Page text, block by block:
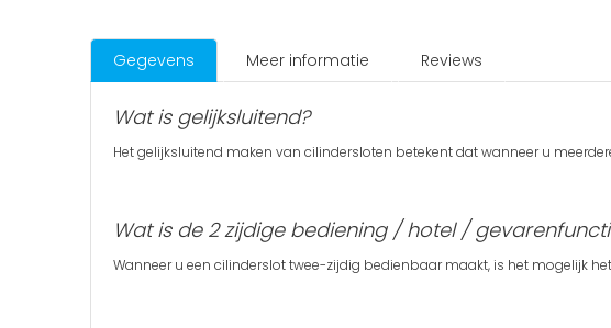
Gegevens
Wat is gelijksluitend?
Het gelijksluitend maken van cilindersloten betekent dat wanneer u
Wat is de 2 zijdige bediening / hotel /
Wanneer u een cilinderslot twee-zijdig bedienbaar maakt, is het mogelijk
Meer informatie Reviews